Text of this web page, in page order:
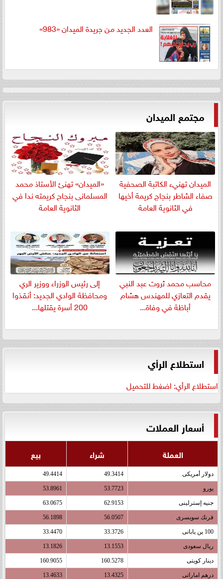
العدد الجديد من جريدة الميدان «983»
مجتمع الميدان
الميدان تهنيء الكاتبة الصحفية
صفاء الشاطر بنجاج كريمة أخيها
في الثانوية العامة
«الميدان» تهنئ الأستاذ محمد
المسلمانى بنجاح كريمته ندا في
الثانوية العامة
​محاسب محمد ثروت عبد النبي
يقدم التعازي للمهندس هشام
أباظة في وفاة...
إلى رئيس الوزراء ووزير الري
ومحافظة الوادي الجديد: أنقذوا
200 أسرة يقتلها...
استطلاع الرأي
استطلاع الرأي: اضغط للتحميل
أسعار العملات
العملة شراء بيع
دولار أمريكى 49.3414
49.4414
يورو 53.7723
53.8961
جنيه إسترلينى 62.9153
63.0675
فرنك سويسرى 56.0507
56.1898
100 ين يابانى 33.3726
33.4470
ريال سعودى 13.1553
13.1826
دينار كويتى 160.5278
160.9055
درهم اماراتى 13.4325
13.4633